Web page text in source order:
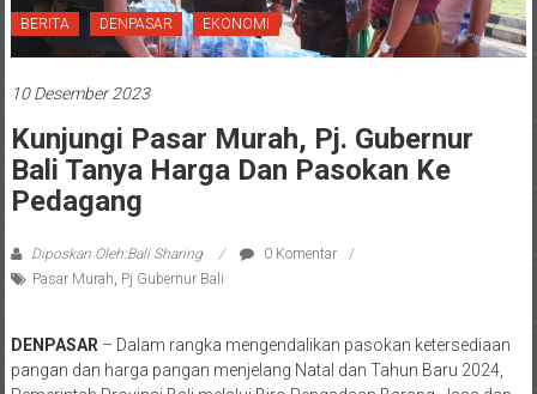
BERITA DENPASAR EKONOMI
10 Desember 2023
Kunjungi Pasar Murah, Pj. Gubernur
Bali Tanya Harga Dan Pasokan Ke
Pedagang
Diposkan Oleh:Bali Sharing
0 Komentar
Pasar Murah, Pj Gubernur Bali
DENPASAR – Dalam rangka mengendalikan pasokan ketersediaan
pangan dan harga pangan menjelang Natal dan Tahun Baru 2024,